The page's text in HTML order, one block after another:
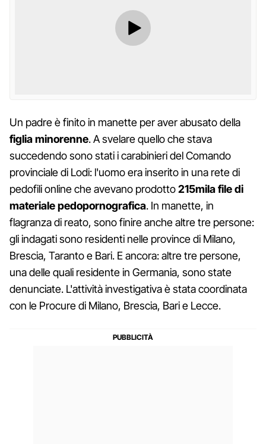
Un padre è finito in manette per aver abusato della
figlia minorenne. A svelare quello che stava
succedendo sono stati i carabinieri del Comando
provinciale di Lodi: l'uomo era inserito in una rete di
pedofili online che avevano prodotto215mila file di
materiale pedopornografica. In manette, in
flagranza di reato, sono finire anche altre tre persone:
gli indagati sono residenti nelle province di Milano,
Brescia, Taranto e Bari. E ancora: altre tre persone,
una delle quali residente in Germania, sono state
denunciate. L'attività investigativa è stata coordinata
con le Procure di Milano, Brescia, Bari e Lecce.